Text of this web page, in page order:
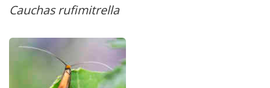
Cauchas rufimitrella